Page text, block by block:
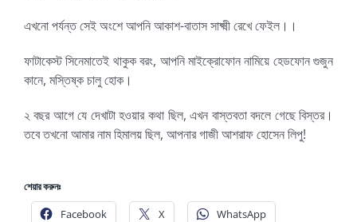
এখনো পর্যন্ত সেই অংশে আপনি আকাশ-বাতাস সাক্ষ্মী রেখে ফেইল।।
ফাটাকেস্ট সিনেমাতেই থাকুক বরং, আপনি মাইক্রোফোন নামিয়ে হেডফোন গুজুন
কানে, মস্তিষ্ক চালু হোক।
২ বছর আগে যে দেখাটা হওয়ার কথা ছিল, এখন বাস্তবতা বদলে গেছে বিস্তর।
তবে তখনো আমার নাম হিমালয় ছিল, আপনার গাজী আশরাফ হোসেন লিপু!
শেয়ার করুনঃ
Facebook X WhatsApp